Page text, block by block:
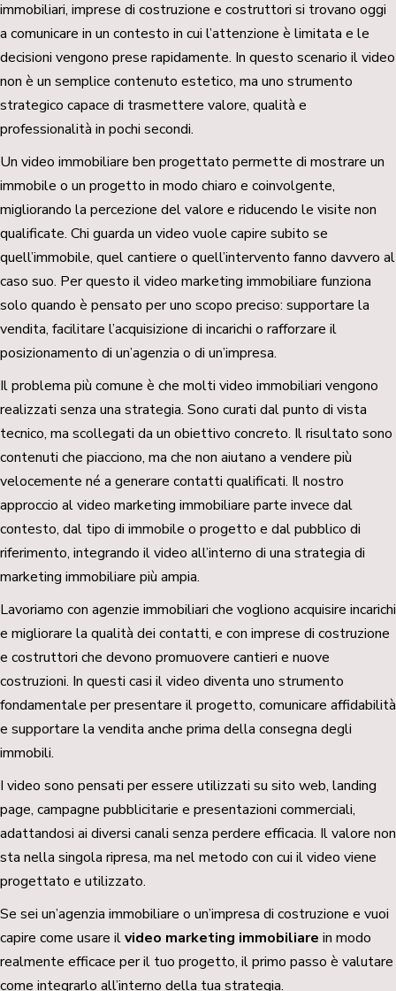
immobiliari, imprese di costruzione e costruttori si trovano oggi
a comunicare in un contesto in cui l’attenzione è limitata e le
decisioni vengono prese rapidamente. In questo scenario il video
non è un semplice contenuto estetico, ma uno strumento
strategico capace di trasmettere valore, qualità e
professionalità in pochi secondi.
Un video immobiliare ben progettato permette di mostrare un
immobile o un progetto in modo chiaro e coinvolgente,
migliorando la percezione del valore e riducendo le visite non
qualificate. Chi guarda un video vuole capire subito se
quell’immobile, quel cantiere o quell’intervento fanno davvero al
caso suo. Per questo il video marketing immobiliare funziona
solo quando è pensato per uno scopo preciso: supportare la
vendita, facilitare l’acquisizione di incarichi o rafforzare il
posizionamento di un’agenzia o di un’impresa.
Il problema più comune è che molti video immobiliari vengono
realizzati senza una strategia. Sono curati dal punto di vista
tecnico, ma scollegati da un obiettivo concreto. Il risultato sono
contenuti che piacciono, ma che non aiutano a vendere più
velocemente né a generare contatti qualificati. Il nostro
approccio al video marketing immobiliare parte invece dal
contesto, dal tipo di immobile o progetto e dal pubblico di
riferimento, integrando il video all’interno di una strategia di
marketing immobiliare più ampia.
Lavoriamo con agenzie immobiliari che vogliono acquisire incarichi
e migliorare la qualità dei contatti, e con imprese di costruzione
e costruttori che devono promuovere cantieri e nuove
costruzioni. In questi casi il video diventa uno strumento
fondamentale per presentare il progetto, comunicare affidabilità
e supportare la vendita anche prima della consegna degli
immobili.
I video sono pensati per essere utilizzati su sito web, landing
page, campagne pubblicitarie e presentazioni commerciali,
adattandosi ai diversi canali senza perdere efficacia. Il valore non
sta nella singola ripresa, ma nel metodo con cui il video viene
progettato e utilizzato.
Se sei un’agenzia immobiliare o un’impresa di costruzione e vuoi
capire come usare ilvideo marketing immobiliare in modo
realmente efficace per il tuo progetto, il primo passo è valutare
come integrarlo all’interno della tua strategia.